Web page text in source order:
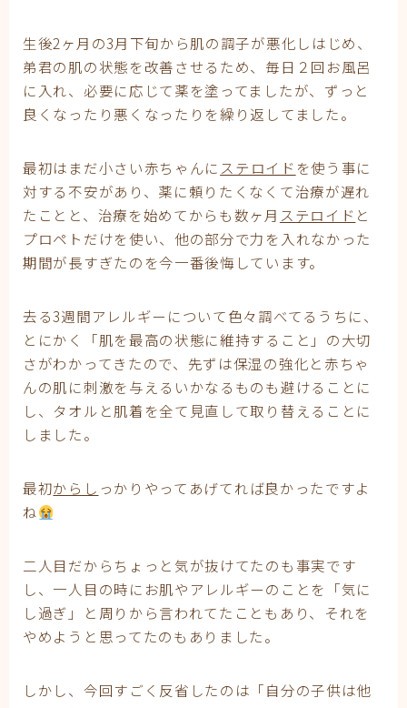
生後2ヶ月の3月下旬から肌の調子が悪化しはじめ、
弟君の肌の状態を改善させるため、毎日２回お風呂
に入れ、必要に応じて薬を塗ってましたが、ずっと
良くなったり悪くなったりを繰り返してました。
最初はまだ小さい赤ちゃんに ステロイド を使う事に
対する不安があり、薬に頼りたくなくて治療が遅れ
たことと、治療を始めてからも数ヶ月 ステロイド と
プロペトだけを使い、他の部分で力を入れなかった
期間が長すぎたのを今一番後悔しています。
去る3週間アレルギーについて色々調べてるうちに、
とにかく「肌を最高の状態に維持すること」の大切
さがわかってきたので、先ずは保湿の強化と赤ちゃ
んの肌に刺激を与えるいかなるものも避けることに
し、タオルと肌着を全て見直して取り替えることに
しました。
最初からし っかりやってあげてれば良かったですよ
ね
二人目だからちょっと気が抜けてたのも事実です
し、一人目の時にお肌やアレルギーのことを「気に
し過ぎ」と周りから言われてたこともあり、それを
やめようと思ってたのもありました。
しかし、今回すごく反省したのは「自分の子供は他